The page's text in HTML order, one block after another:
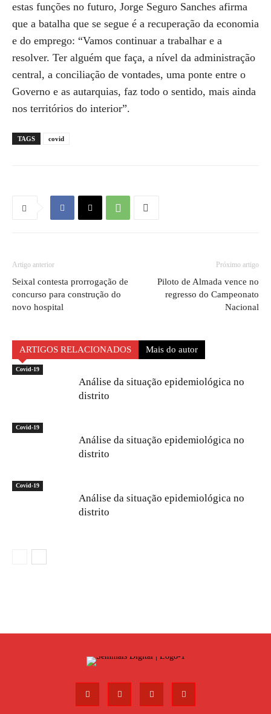
estas funções no futuro, Jorge Seguro Sanches afirma
que a batalha que se segue é a recuperação da economia
e do emprego: “Vamos continuar a trabalhar e a
resolver. Ter alguém que faça, a nível da administração
central, a conciliação de vontades, uma ponte entre o
Governo e as autarquias, faz todo o sentido, mais ainda
nos territórios do interior”.
TAGS covid
Artigo anterior
Seixal contesta prorrogação de
concurso para construção do
novo hospital
Próximo artigo
Piloto de Almada vence no
regresso do Campeonato
Nacional
ARTIGOS RELACIONADOS Mais do autor
Covid-19
Análise da situação epidemiológica no
distrito
Covid-19
Análise da situação epidemiológica no
distrito
Covid-19
Análise da situação epidemiológica no
distrito